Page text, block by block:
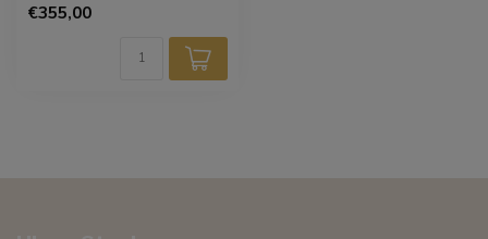
kuip heeft licht ...
€355,00